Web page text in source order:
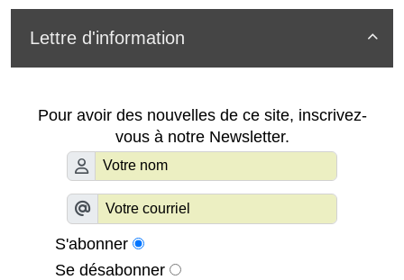

Lettre d'information
Pour avoir des nouvelles de ce site, inscrivez-
vous à notre Newsletter.
S'abonner
Se désabonner